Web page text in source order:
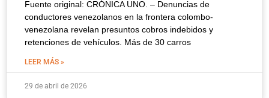
Fuente original: CRÓNICA UNO. – Denuncias de
conductores venezolanos en la frontera colombo-
venezolana revelan presuntos cobros indebidos y
retenciones de vehículos. Más de 30 carros
LEER MÁS »
29 de abril de 2026